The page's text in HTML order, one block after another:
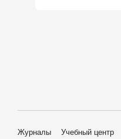
Журналы Учебный центр